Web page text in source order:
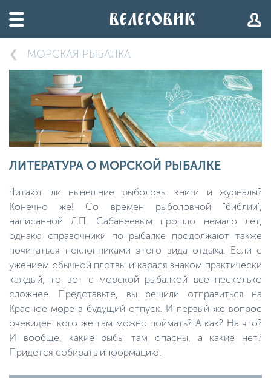
МОРСКАЯ РЫБАЛКА
ЛИТЕРАТУРА О МОРСКОЙ РЫБАЛКЕ
Читают ли нынешние рыболовы книги и журналы?
Конечно же! Со времен рыболовной "библии",
написанной Л.П. Сабанеевым прошло немало лет,
однако справочники по рыбалке продолжают также
почитаться поклонниками этого вида отдыха. Если с
ужением обычной плотвы и карася знаком практически
каждый, то вот с морской рыбалкой все несколько
сложнее. Представьте, вы решили отправиться на
Красное море в будущий отпуск. И первый же вопрос
очевиден: кого же там можно поймать? А как? На что?
И вообще, какие рыбы там опасны, а какие нет?
Придется собирать информацию.